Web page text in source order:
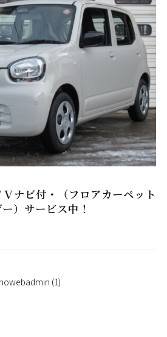
ナビ付・（フロアカーペット
）サービス中！
(1)